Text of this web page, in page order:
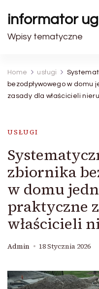
informator
Wpisy tematyczne
Home usługi
bezodpływowego w domu
zasady dla właścicieli
USŁUGI
zbiornika
w domu
praktyczne
właścicieli
Admin 18 Stycznia 2026